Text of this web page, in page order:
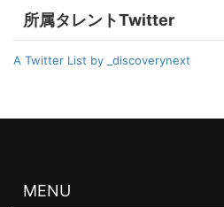
所属タレントTwitter
A Twitter List by _discoverynext
MENU